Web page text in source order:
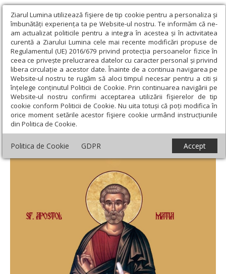
Ziarul Lumina utilizează fişiere de tip cookie pentru a personaliza și
îmbunătăți experiența ta pe Website-ul nostru. Te informăm că ne-
am actualizat politicile pentru a integra în acestea și în activitatea
curentă a Ziarului Lumina cele mai recente modificări propuse de
Regulamentul (UE) 2016/679 privind protecția persoanelor fizice în
ceea ce privește prelucrarea datelor cu caracter personal și privind
libera circulație a acestor date. Înainte de a continua navigarea pe
Website-ul nostru te rugăm să aloci timpul necesar pentru a citi și
înțelege conținutul Politicii de Cookie. Prin continuarea navigării pe
Website-ul nostru confirmi acceptarea utilizării fişierelor de tip
cookie conform Politicii de Cookie. Nu uita totuși că poți modifica în
orice moment setările acestor fişiere cookie urmând instrucțiunile
din Politica de Cookie.
Politica de Cookie GDPR Accept
Ziarul Lumina › Teologie și spiritualitate › Sinaxar › Sfântul
Apostol Matia; Sfinţii 10 Mucenici care au pătimit pentru icoana lui
Hristos
Sfântul Apostol Matia; Sfinţii 10 Mucenici
care au pătimit pentru icoana lui Hristos